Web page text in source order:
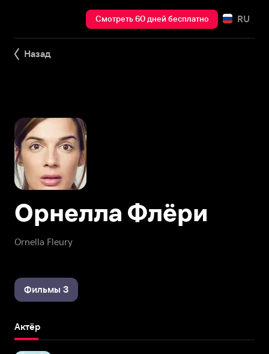
Смотреть 60 дней бесплатно RU
Назад
Ornella Fleury
Орнелла Флёри
Фильмы 3
Актёр